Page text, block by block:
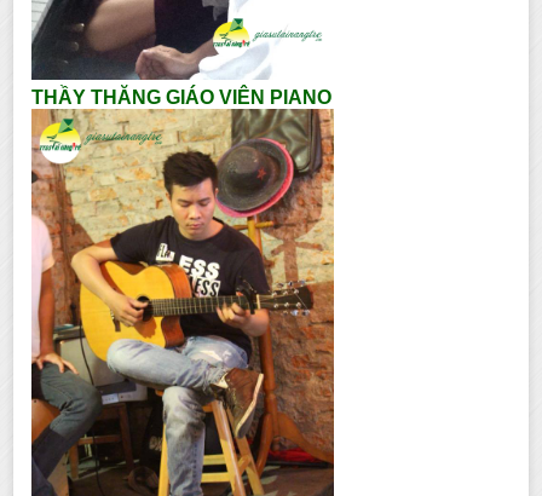
THẦY THĂNG GIÁO VIÊN PIANO